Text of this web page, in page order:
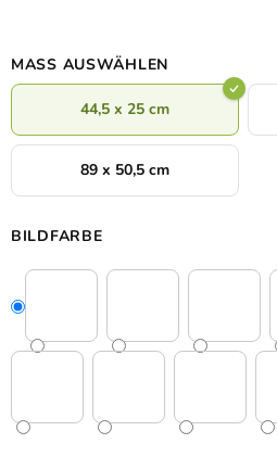
MASS AUSWÄHLEN
44,5 x 25 cm
89 x 50,5 cm
BILDFARBE